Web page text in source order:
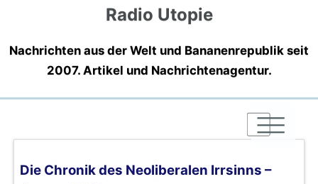
Radio Utopie
Nachrichten aus der Welt und Bananenrepublik seit
2007. Artikel und Nachrichtenagentur.
|
|
|
Die Chronik des Neoliberalen Irrsinns –